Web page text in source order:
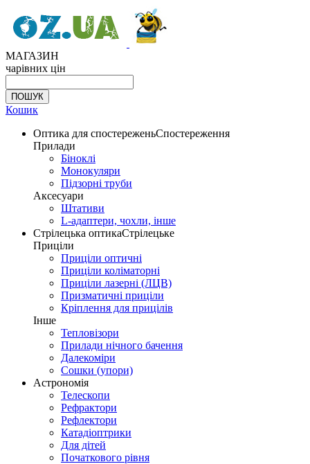
МАГАЗИН
чарівних цін
Кошик
Оптика для спостереженьСпостереження
Прилади
Біноклі
Монокуляри
Підзорні труби
Аксесуари
Штативи
L-адаптери, чохли, інше
Стрілецька оптикаСтрілецьке
Приціли
Приціли оптичні
Приціли коліматорні
Приціли лазерні (ЛЦВ)
Призматичні приціли
Кріплення для прицілів
Інше
Тепловізори
Прилади нічного бачення
Далекоміри
Сошки (упори)
Астрономія
Телескопи
Рефрактори
Рефлектори
Катадіоптрики
Для дітей
Початкового рівня